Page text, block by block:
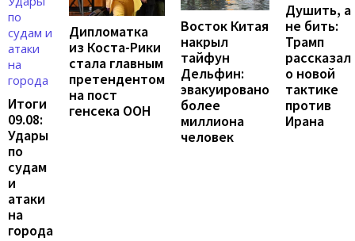
Итоги
09.08:
Удары
по
судам
и
атаки
на
города
Дипломатка
из Коста-Рики
стала главным
претендентом
на пост
генсека ООН
Восток Китая
накрыл
тайфун
Дельфин:
эвакуировано
более
миллиона
человек
Душить, а
не бить:
Трамп
рассказал
о новой
тактике
против
Ирана